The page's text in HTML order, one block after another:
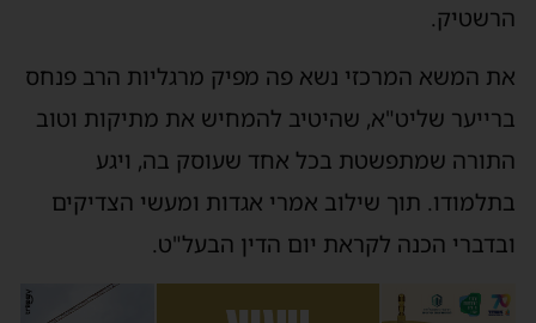
הרשטיק.
את המשא המרכזי נשא פה מפיק מרגליות הרב פנחס
ברייער שליט"א, שהיטיב להמחיש את מתיקות וטוב
התורה שמתפשטת בכל אחד שעוסק בה, ויגע
בתלמודו. תוך שילוב אמרי אגדות ומעשי הצדיקים
ובדברי הכנה לקראת יום הדין הבעל"ט.